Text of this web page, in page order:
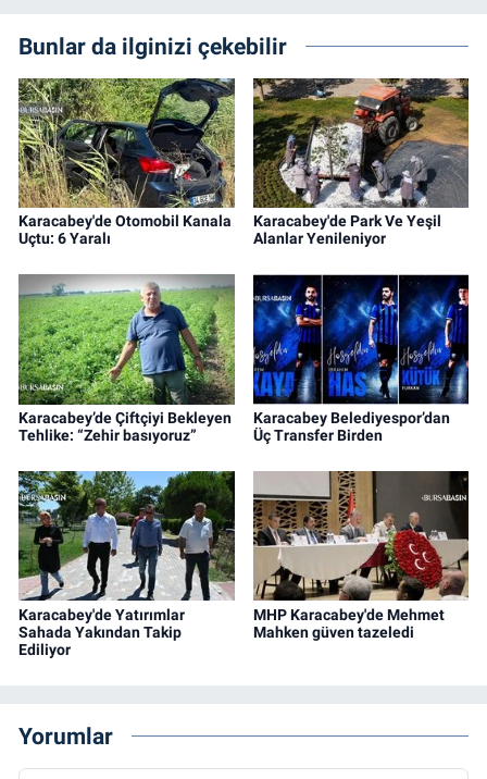
Bunlar da ilginizi çekebilir
Karacabey'de Otomobil Kanala
Uçtu: 6 Yaralı
Karacabey'de Park Ve Yeşil
Alanlar Yenileniyor
Karacabey’de Çiftçiyi Bekleyen
Tehlike: “Zehir basıyoruz”
Karacabey Belediyespor’dan
Üç Transfer Birden
Karacabey'de Yatırımlar
Sahada Yakından Takip
Ediliyor
MHP Karacabey'de Mehmet
Mahken güven tazeledi
Yorumlar